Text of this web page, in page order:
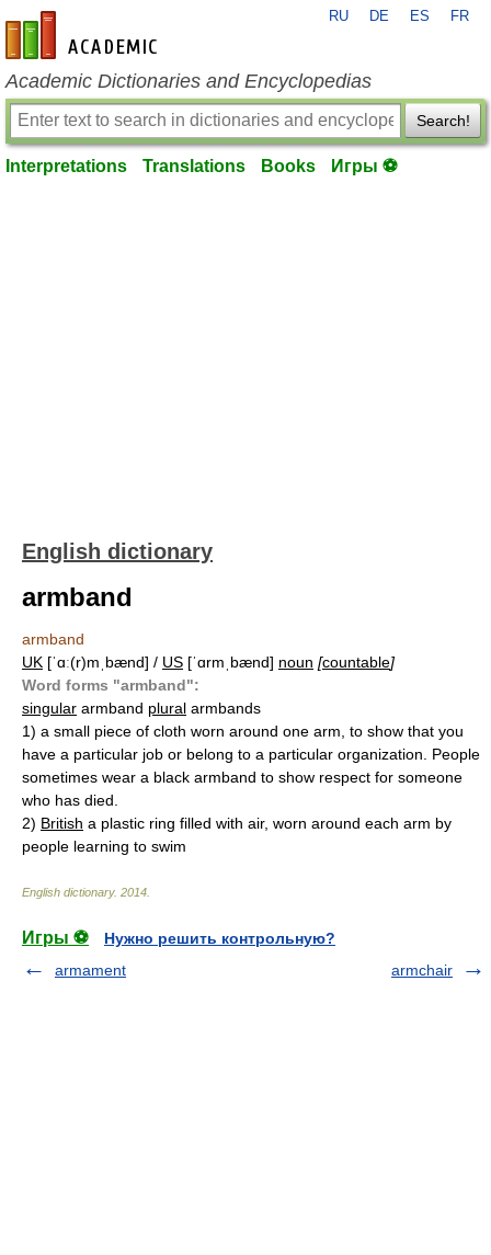
en-academic.com
RU DE ES FR
Academic Dictionaries and Encyclopedias
Search!
Interpretations Translations Books Игры ⚽
English dictionary
armband
armband
UK [ˈɑː(r)mˌbænd] / US [ˈɑrmˌbænd] noun [countable]
Word forms "armband":
singular armband plural armbands
1) a small piece of cloth worn around one arm, to show that you
have a particular job or belong to a particular organization. People
sometimes wear a black armband to show respect for someone
who has died.
2) British a plastic ring filled with air, worn around each arm by
people learning to swim
English dictionary. 2014
Игры ⚽
Нужно решить контрольную?
armament
armchair